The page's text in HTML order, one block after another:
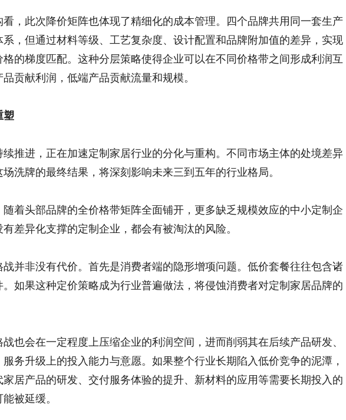
看，此次降价矩阵也体现了精细化的成本管理。四个品牌共用同一套生产
系，但通过材料等级、工艺复杂度、设计配置和品牌附加值的差异，实现
格的梯度匹配。这种分层策略使得企业可以在不同价格带之间形成利润互
贡献利润，低端产品贡献流量和规模。
塑
续推进，正在加速定制家居行业的分化与重构。不同市场主体的处境差异
洗牌的最终结果，将深刻影响未来三到五年的行业格局。
随着头部品牌的全价格带矩阵全面铺开，更多缺乏规模效应的中小定制企
差异化支撑的定制企业，都会有被淘汰的风险。
战并非没有代价。首先是消费者端的隐形增项问题。低价套餐往往包含诸
。如果这种定价策略成为行业普遍做法，将侵蚀消费者对定制家居品牌的
也会在一定程度上压缩企业的利润空间，进而削弱其在后续产品研发、
务升级上的投入能力与意愿。如果整个行业长期陷入低价竞争的泥潭，
家居产品的研发、交付服务体验的提升、新材料的应用等需要长期投入的
被延缓。